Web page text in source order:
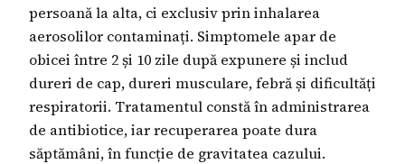
persoană la alta, ci exclusiv prin inhalarea
aerosolilor contaminați. Simptomele apar de
obicei între 2 și 10 zile după expunere și includ
dureri de cap, dureri musculare, febră și dificultăți
respiratorii. Tratamentul constă în administrarea
de antibiotice, iar recuperarea poate dura
săptămâni, în funcție de gravitatea cazului.